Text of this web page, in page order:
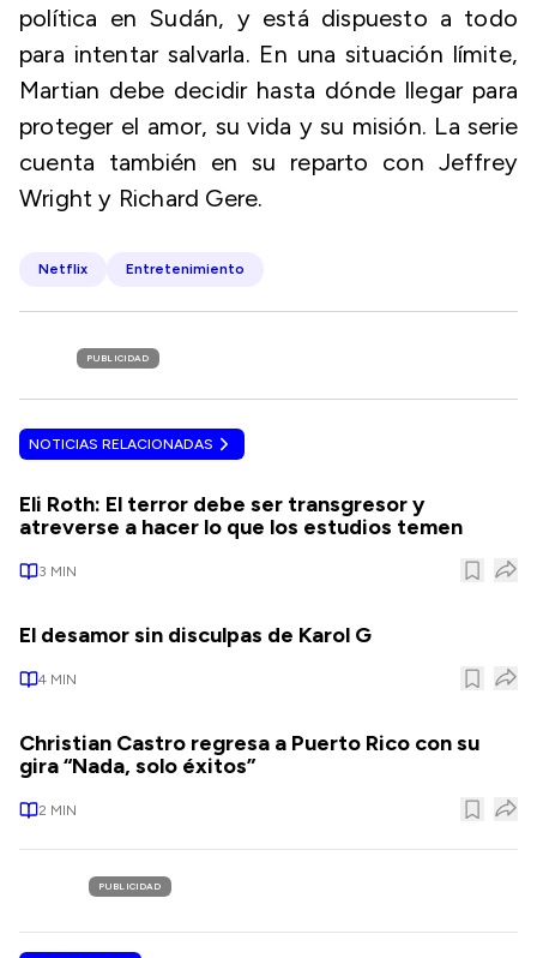
política en Sudán, y está dispuesto a todo
para intentar salvarla. En una situación límite,
Martian debe decidir hasta dónde llegar para
proteger el amor, su vida y su misión. La serie
cuenta también en su reparto con Jeffrey
Wright y Richard Gere.
Netflix Entretenimiento
PUBLICIDAD
NOTICIAS RELACIONADAS
Eli Roth: El terror debe ser transgresor y
atreverse a hacer lo que los estudios temen
3 MIN
El desamor sin disculpas de Karol G
4 MIN
Christian Castro regresa a Puerto Rico con su
gira “Nada, solo éxitos”
2 MIN
PUBLICIDAD